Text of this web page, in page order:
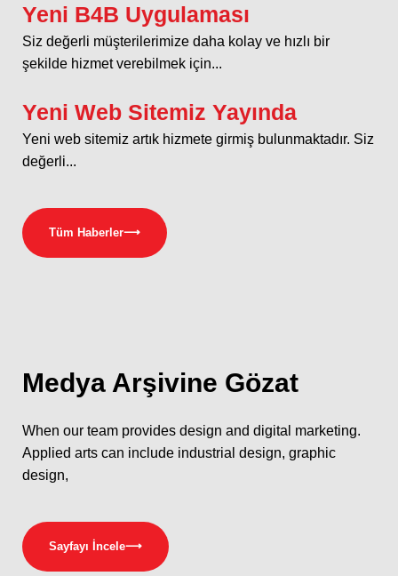
Yeni B4B Uygulaması
Siz değerli müşterilerimize daha kolay ve hızlı bir
şekilde hizmet verebilmek için...
Yeni Web Sitemiz Yayında
Yeni web sitemiz artık hizmete girmiş bulunmaktadır. Siz
değerli...
Tüm Haberler⟶
Medya Arşivine Gözat
When our team provides design and digital marketing.
Applied arts can include industrial design, graphic
design,
Sayfayı İncele⟶